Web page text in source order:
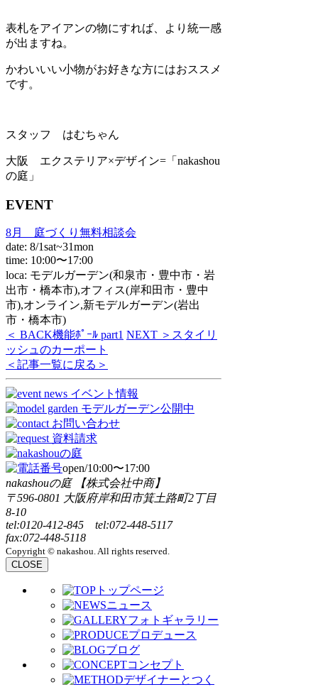
表札をアイアンの物にすれば、より統一感
が出ますね。
かわいいい小物がお好きな方にはおススメ
です。
スタッフ はむちゃん
大阪 エクステリア×デザイン=「nakashou
の庭」
EVENT
8月 庭づくり無料相談会
date: 8/1sat~31mon
time: 10:00〜17:00
loca: モデルガーデン(和泉市・豊中市・岩
出市・橋本市),オフィス(岸和田市・豊中
市),オンライン,新モデルガーデン(岩出
市・橋本市)
＜ BACK機能ﾎﾟｰﾙ part1 NEXT ＞ スタイリ
ッシュのカーポート
＜記事一覧に戻る＞
open/10:00〜17:00
nakashouの庭 【株式会社中商】
〒596-0801 大阪府岸和田市箕土路町2丁目
8-10
tel:0120-412-845 tel:072-448-5117
fax:072-448-5118
Copyright © nakashou. All rights reserved.
CLOSE
トップページ
ニュース
フォトギャラリー
プロデュース
ブログ
コンセプト
デザイナーとつく